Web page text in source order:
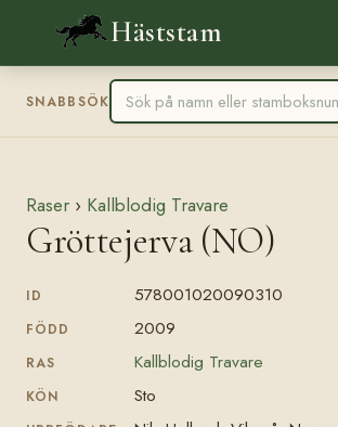
Häststam
SNABBSÖK
Raser › Kallblodig Travare
Gröttejerva (NO)
ID 578001020090310
FÖDD 2009
RAS Kallblodig Travare
KÖN Sto